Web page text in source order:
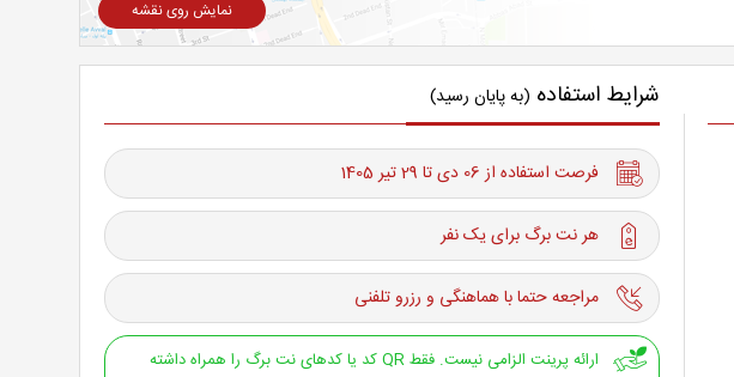
نمایش روی نقشه
شرایط استفاده (به پایان رسید)
فرصت استفاده از 06 دی تا 29 تیر 1405
هر نت برگ برای یک نفر
مراجعه حتما با هماهنگی و رزرو تلفنی
ارائه پرینت الزامی نیست. فقط QR کد یا کدهای نت برگ را همراه داشته